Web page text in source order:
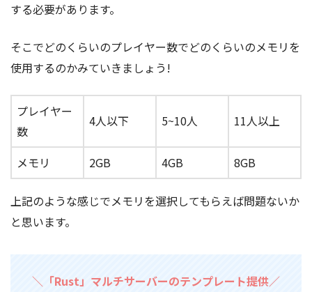
する必要があります。
そこでどのくらいのプレイヤー数でどのくらいのメモリを
使用するのかみていきましょう!
プレイヤー
数
4人以下 5~10人 11人以上
メモリ 2GB 4GB 8GB
上記のような感じでメモリを選択してもらえば問題ないか
と思います。
＼「Rust」マルチサーバーのテンプレート提供／